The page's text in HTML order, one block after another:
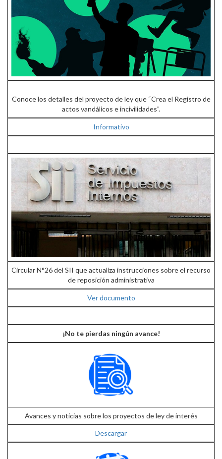
Conoce los detalles del proyecto de ley que “Crea el Registro de
actos vandálicos e incivilidades”.
Informativo
Circular N°26 del SII que actualiza instrucciones sobre el recurso
de reposición administrativa
Ver documento
¡No te pierdas ningún avance!
Avances y noticias sobre los proyectos de ley de interés
Descargar